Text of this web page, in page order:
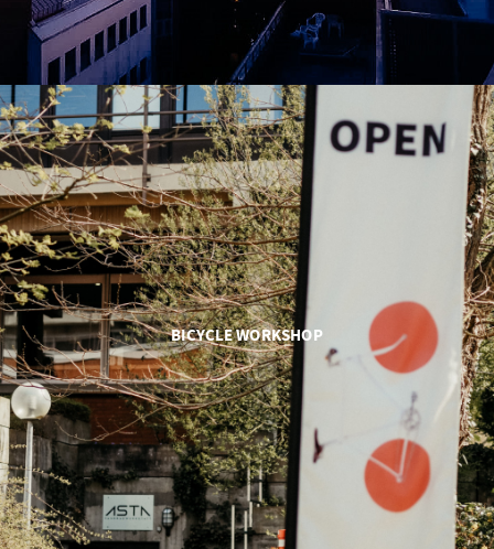
BICYCLE WORKSHOP